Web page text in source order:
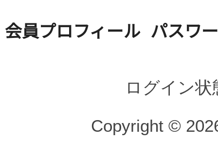
会員プロフィール パスワ
ログイン
Copyright ©